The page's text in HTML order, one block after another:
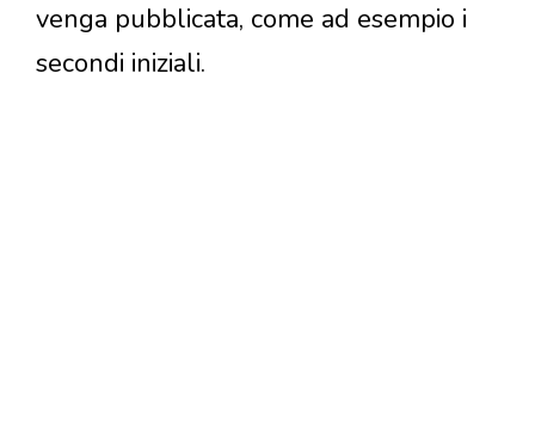
venga pubblicata, come ad esempio i
secondi iniziali.